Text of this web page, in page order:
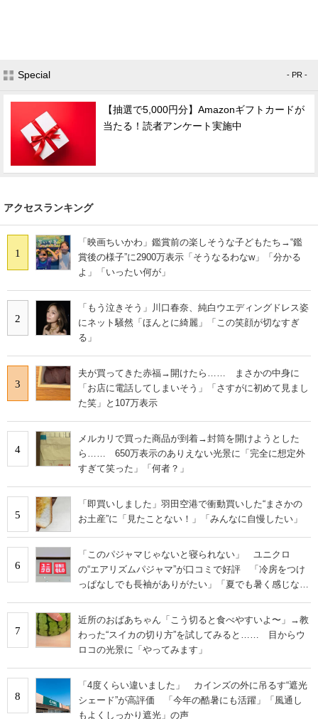
Special - PR -
【抽選で5,000円分】Amazonギフトカードが
当たる！読者アンケート実施中
アクセスランキング
1
「映画ちいかわ」鑑賞前の楽しそうな子どもたち→“鑑
賞後の様子”に2900万表示「そうなるわなw」「分かる
よ」「いったい何が」
2
「もう泣きそう」川口春奈、純白ウエディングドレス姿
にネット騒然「ほんとに綺麗」「この笑顔が切なすぎ
る」
3
夫が買ってきた赤福→開けたら…… まさかの中身に
「お店に電話してしまいそう」「さすがに初めて見まし
た笑」と107万表示
4
メルカリで買った商品が到着→封筒を開けようとした
ら…… 650万表示のありえない光景に「完全に想定外
すぎて笑った」「何者？」
5
「即買いしました」羽田空港で衝動買いした“まさかの
お土産”に「見たことない！」「みんなに自慢したい」
6
「このパジャマじゃないと寝られない」 ユニクロ
の“エアリズムパジャマ”が口コミで好評 「冷房をつけ
っぱなしでも長袖がありがたい」「夏でも暑く感じな
7
近所のおばあちゃん「こう切ると食べやすいよ〜」→教
わった“スイカの切り方”を試してみると…… 目からウ
ロコの光景に「やってみます」
8
「4度くらい違いました」 カインズの外に吊るす“遮光
シェード”が高評価 「今年の酷暑にも活躍」「風通し
もよくしっかり遮光」の声